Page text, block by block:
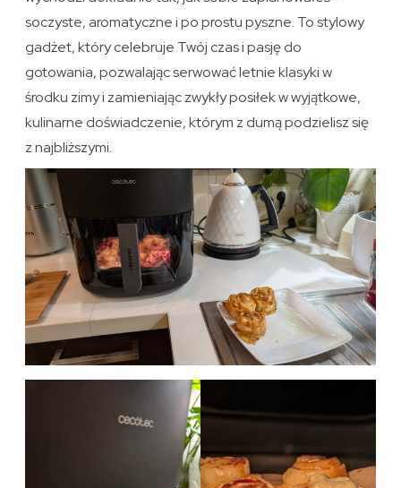
soczyste, aromatyczne i po prostu pyszne. To stylowy
gadżet, który celebruje Twój czas i pasję do
gotowania, pozwalając serwować letnie klasyki w
środku zimy i zamieniając zwykły posiłek w wyjątkowe,
kulinarne doświadczenie, którym z dumą podzielisz się
z najbliższymi.